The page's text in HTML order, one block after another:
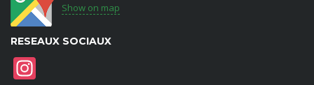
Show on map
RESEAUX SOCIAUX